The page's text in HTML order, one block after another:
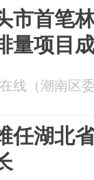
市首笔
量项目
线（潮南区
任湖北